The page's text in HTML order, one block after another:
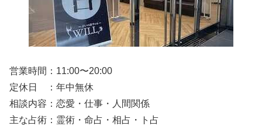
営業時間：11:00〜20:00
定休日 ：年中無休
相談内容：恋愛・仕事・人間関係
主な占術：霊術・命占・相占・ト占